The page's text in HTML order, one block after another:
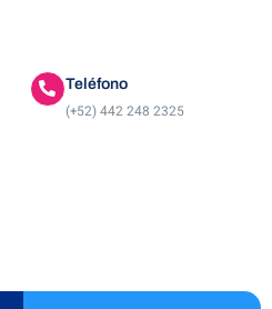
Teléfono
(+52) 442 248 2325